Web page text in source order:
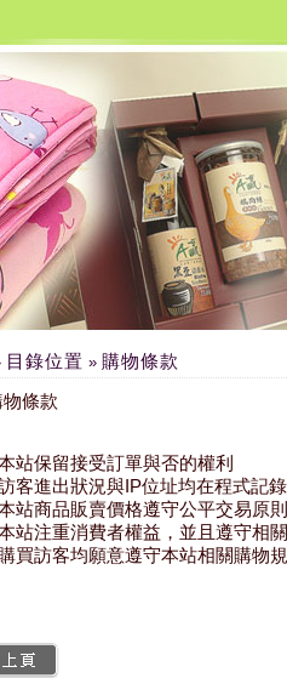
目錄位置 » 購物條款
條款
站保留接受訂單與否的權利
客進出狀況與IP位址均在程式記
站商品販賣價格遵守公平交易原則
站注重消費者權益，並且遵守相
購買訪客均願意遵守本站相關購物